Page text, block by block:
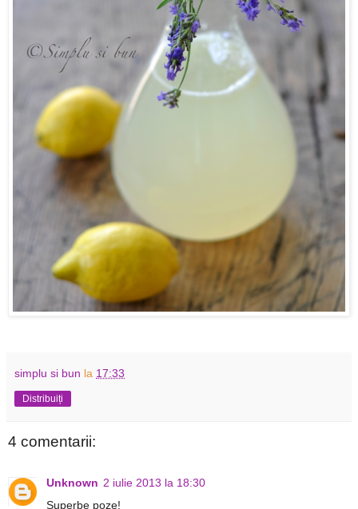
simplu si bun la 17:33
Distribuiți
4 comentarii:
Unknown 2 iulie 2013 la 18:30
Superbe poze!